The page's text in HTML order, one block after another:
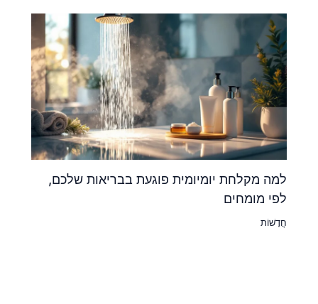
למה מקלחת יומיומית פוגעת בבריאות שלכם,
לפי מומחים
חֲדָשׁוֹת